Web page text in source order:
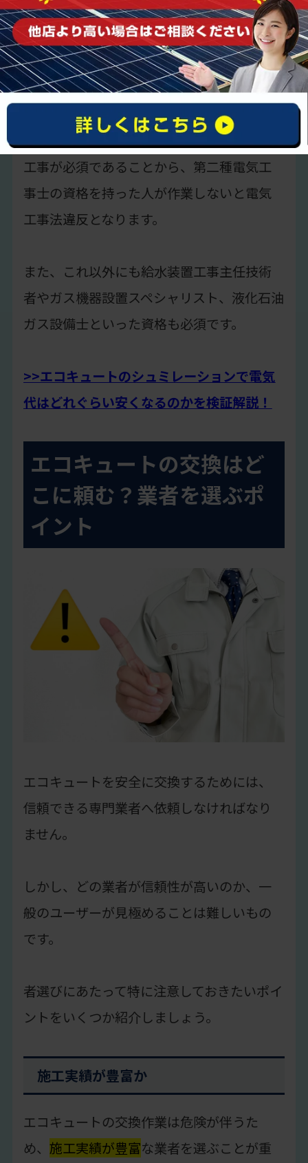
しかし、専門的な知識やノウハウがない一
般の方が、DIYでエコキュートの交換作業を
行うのは危険です。
そもそも、エコキュートの交換作業には電気
工事が必須であることから、第二種電気工
事士の資格を持った人が作業しないと電気
工事法違反となります。
また、これ以外にも給水装置工事主任技術
者やガス機器設置スペシャリスト、液化石油
ガス設備士といった資格も必須です。
>>エコキュートのシュミレーションで電気
代はどれぐらい安くなるのかを検証解説！
エコキュートの交換はど
こに頼む？業者を選ぶポ
イント
エコキュートを安全に交換するためには、
信頼できる専門業者へ依頼しなければなり
ません。
しかし、どの業者が信頼性が高いのか、一
般のユーザーが見極めることは難しいもの
です。
者選びにあたって特に注意しておきたいポイ
ントをいくつか紹介しましょう。
施工実績が豊富か
エコキュートの交換作業は危険が伴うた
め、施工実績が豊富な業者を選ぶことが重